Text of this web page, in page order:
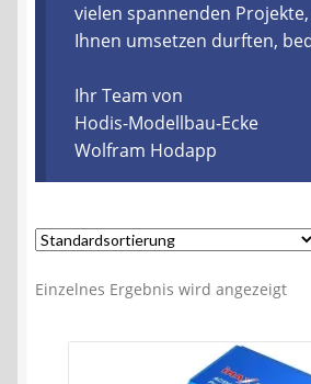
Vereine & Foren
Kontakt
vielen spannenden
Ihnen umsetzen durften,
Ihr Team von
Hodis-Modellbau-Ecke
Wolfram Hodapp
Einzelnes Ergebnis wird angezeigt